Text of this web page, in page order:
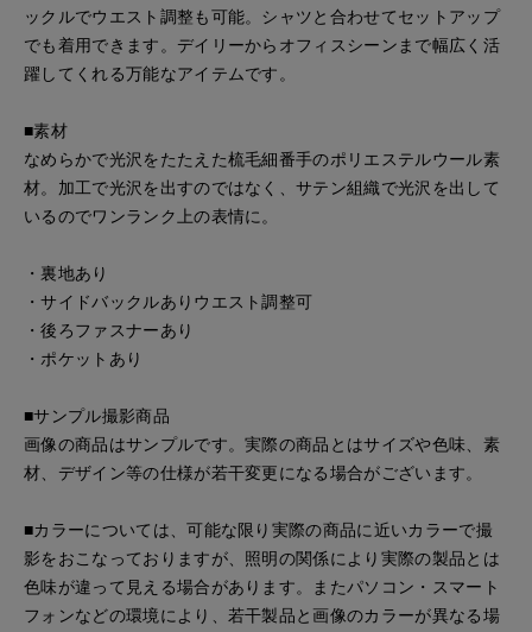
ックルでウエスト調整も可能。シャツと合わせてセットアップ
でも着用できます。デイリーからオフィスシーンまで幅広く活
躍してくれる万能なアイテムです。
■素材
なめらかで光沢をたたえた梳毛細番手のポリエステルウール素
材。加工で光沢を出すのではなく、サテン組織で光沢を出して
いるのでワンランク上の表情に。
・裏地あり
・サイドバックルありウエスト調整可
・後ろファスナーあり
・ポケットあり
■サンプル撮影商品
画像の商品はサンプルです。実際の商品とはサイズや色味、素
材、デザイン等の仕様が若干変更になる場合がございます。
■カラーについては、可能な限り実際の商品に近いカラーで撮
影をおこなっておりますが、照明の関係により実際の製品とは
色味が違って見える場合があります。またパソコン・スマート
フォンなどの環境により、若干製品と画像のカラーが異なる場